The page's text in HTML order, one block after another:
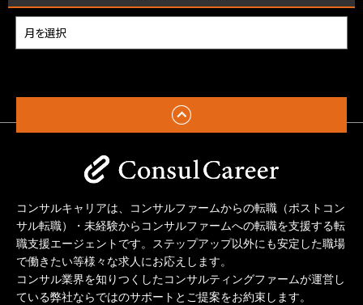
コンサルキャリアは、コンサルファームからの転職（ポストコン
サル転職）・未経験からコンサルファームへの転職を支援する転
職支援エージェントです。ステップアップ以外にも安定した職場
で働きたい等様々な求人にお応えします。
コンサル業界を知りつくしたコンサルティングファームが運営し
ている弊社ならではのサポートとご提案をお約束します。